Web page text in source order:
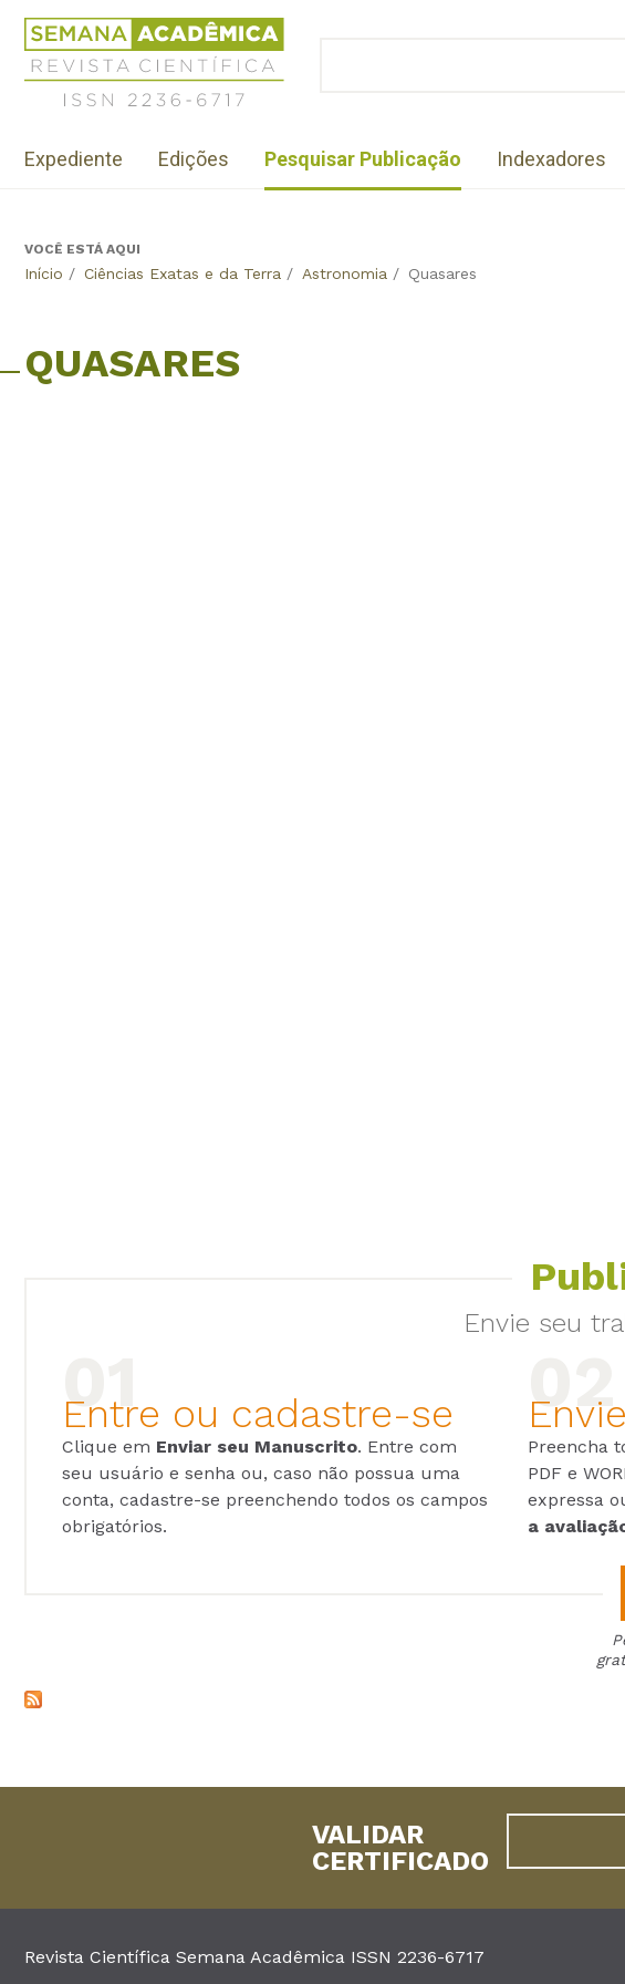
Jump
navigation
Revista
Científica
Semana
Acadêmica
2236-
Menu
institutional
Expediente Edições Pesquisar Publicação Indexadores
BackVOCÊ ESTÁ AQUI
Início / Ciências Exatas e da Terra / Astronomia / Quasares
QUASARES
Envie seu
Entre ou cadastre-se
Clique em Enviar seu Manuscrito. Entre com
seu usuário e senha ou, caso não possua uma
conta, cadastre-se preenchendo todos os campos
obrigatórios.
Preencha
PDF e
expressa
a
VALIDAR
CERTIFICADO
Revista Científica Semana Acadêmica ISSN 2236-6717